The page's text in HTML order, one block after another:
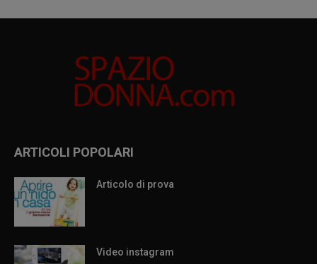
ARTICOLI POPOLARI
Articolo di prova
Video instagram